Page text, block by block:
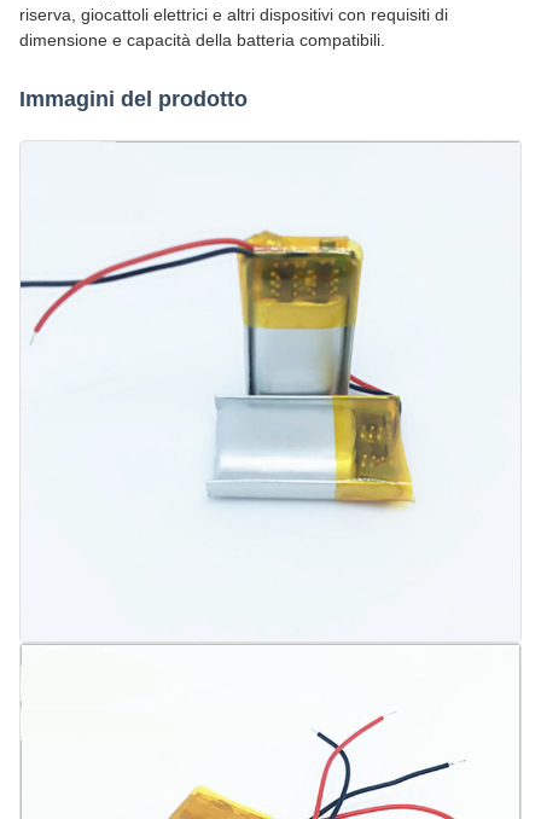
riserva, giocattoli elettrici e altri dispositivi con requisiti di
dimensione e capacità della batteria compatibili.
Immagini del prodotto